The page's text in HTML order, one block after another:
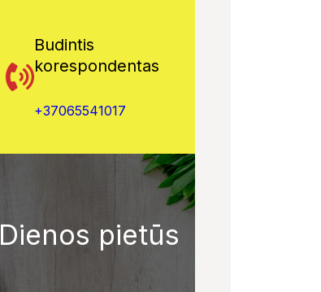
Budintis
korespondentas
+37065541017
Dienos pietūs